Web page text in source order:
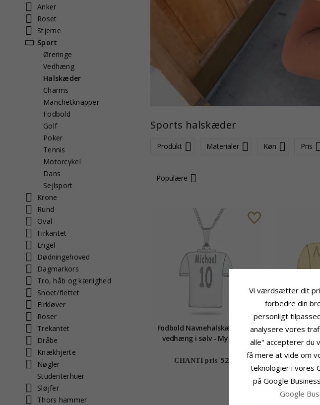
Anker
Roset
Stjerne
Sport
Øreringe
Vedhæng
Halskæder
Charms
Manchetknapper
Fodbold
Golf
Poker
Tennis
Motorcykel
Dans
Sejlsport
Krone
Rund
Oval
Firkantet
Engel
Dødningehoved
Dagmarkors
Tro, håb og kærlighed
Snoet/flettet
Firkløver
Roser
Trekantet
Dråbe
Knækhjerte
Nøgler
Studenterhuer
Sløjfer
Thors hammer
Sports halskæder
Produkt Materialer Køn Pris
Populære
Fodbold Navnehalskæde med
vedhæng i sølv - My Letter
CHANTI pris 520,-
Fodbold
vedhæng
Vi værdsætter dit
forbedre din
personligt
analysere vores
alle" accepterer du
få mere at vide om
teknologier i vores
på Google
Google